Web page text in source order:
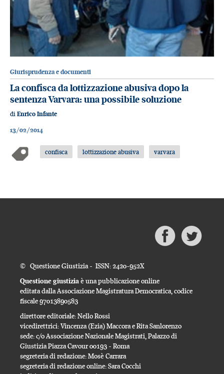
Giurisprudenza e documenti
La confisca da lottizzazione abusiva dopo la
sentenza Varvara: una possibile soluzione
di Enrico Infante
13/02/2014
confisca lottizzazione abusiva varvara
© Questione Giustizia - ISSN: 2420-952X
Questione giustiziaè una pubblicazione online
editata dalla Associazione Magistratura Democratica, codice
fiscale 97013890583
direttore editoriale: Nello Rossi
vicedirettrici: Vincenza (Ezia) Maccora e Rita Sanlorenzo
sede: c/o Associazione Nazionale Magistrati, Palazzo di
Giustizia Piazza Cavour 00193 - Roma
segreteria di redazione: Mosè Carrara
segreteria di redazione online: Sara Cocchi